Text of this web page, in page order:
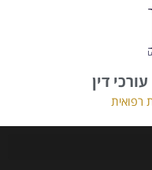
דין
רפואית